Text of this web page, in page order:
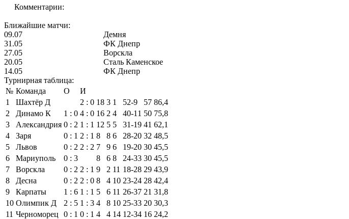
Комментарии:
Ближайшие матчи:
09.07
Демня
31.05
ФК Днепр
27.05
Ворскла
20.05
Сталь Каменское
14.05
ФК Днепр
Турнирная таблица:
№ Команда О
И
1
Шахтёр Д 2 : 0 18 3 1 52‑9 57 86,4
2
Динамо К 1 : 0 4 : 0 16 2 4 40‑11 50 75,8
3
Александрия 0 : 2 1 : 1 12 5 5 31‑19 41 62,1
4
Заря 0 : 1 2 : 1 8 8 6 28‑20 32 48,5
5
Львов 0 : 2 2 : 2 7 9 6 19‑20 30 45,5
6
Мариуполь 0 : 3 8 6 8 24‑33 30 45,5
7
Ворскла 0 : 2 2 : 1 9 2 11 18‑28 29 43,9
8
Десна 0 : 2 2 : 0 8 4 10 23‑24 28 42,4
9
Карпаты 1 : 6 1 : 1 5 6 11 26‑37 21 31,8
10 Олимпик Д 2 : 5 1 : 3 4 8 10 25‑33 20 30,3
11 Черноморец 0 : 1 0 : 1 4 4 14 12‑34 16 24,2